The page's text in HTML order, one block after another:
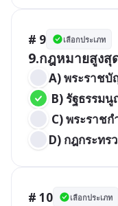
# 9 เลือกประเภท
9.กฎหมายสูงสุ
A) พระราช
B) รัฐธรรม
C) พระราช
D) กฎกระทร
# 10 เลือกประเภท